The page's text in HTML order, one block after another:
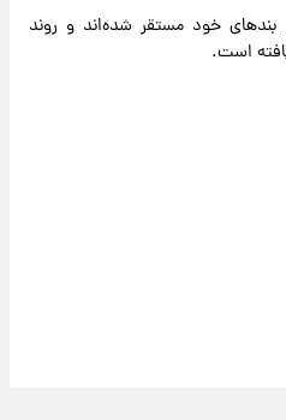
خود مستقر شده‌اند و روند
است.